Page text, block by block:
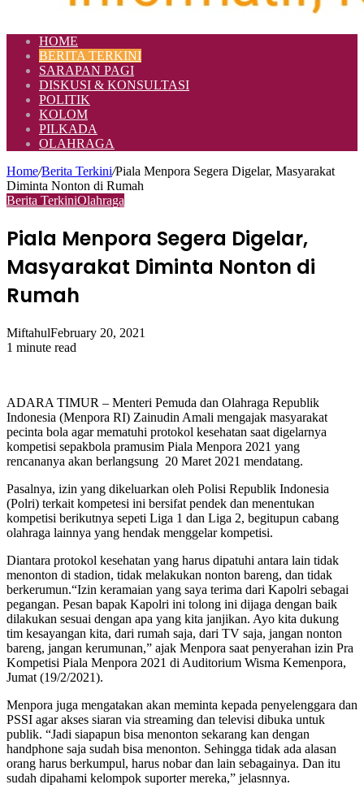
HOME
BERITA TERKINI
SARAPAN PAGI
DISKUSI & KONSULTASI
POLITIK
KOLOM
PILKADA
OLAHRAGA
Home/Berita Terkini/Piala Menpora Segera Digelar, Masyarakat
Diminta Nonton di Rumah
Berita TerkiniOlahraga
Piala Menpora Segera Digelar,
Masyarakat Diminta Nonton di
Rumah
MiftahulFebruary 20, 2021
1 minute read
ADARA TIMUR – Menteri Pemuda dan Olahraga Republik
Indonesia (Menpora RI) Zainudin Amali mengajak masyarakat
pecinta bola agar mematuhi protokol kesehatan saat digelarnya
kompetisi sepakbola pramusim Piala Menpora 2021 yang
rencananya akan berlangsung 20 Maret 2021 mendatang.
Pasalnya, izin yang dikeluarkan oleh Polisi Republik Indonesia
(Polri) terkait kompetesi ini bersifat pendek dan menentukan
kompetisi berikutnya sepeti Liga 1 dan Liga 2, begitupun cabang
olahraga lainnya yang hendak menggelar kompetisi.
Diantara protokol kesehatan yang harus dipatuhi antara lain tidak
menonton di stadion, tidak melakukan nonton bareng, dan tidak
berkerumun.“Izin keramaian yang saya terima dari Kapolri sebagai
pegangan. Pesan bapak Kapolri ini tolong ini dijaga dengan baik
dilakukan sesuai dengan apa yang kita janjikan. Ayo kita dukung
tim kesayangan kita, dari rumah saja, dari TV saja, jangan nonton
bareng, jangan kerumunan,” ajak Menpora saat penyerahan izin Pra
Kompetisi Piala Menpora 2021 di Auditorium Wisma Kemenpora,
Jumat (19/2/2021).
Menpora juga mengatakan akan meminta kepada penyelenggara dan
PSSI agar akses siaran via streaming dan televisi dibuka untuk
publik. “Jadi siapapun bisa menonton sekarang kan dengan
handphone saja sudah bisa menonton. Sehingga tidak ada alasan
orang harus berkumpul, harus nobar dan lain sebagainya. Dan itu
sudah dipahami kelompok suporter mereka,” jelasnnya.